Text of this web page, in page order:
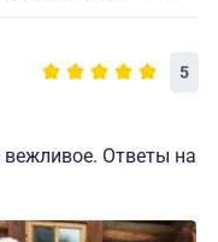
5
Ответы на